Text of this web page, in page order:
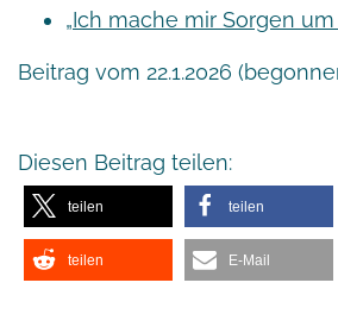
„Ich mache mir Sorgen um
Beitrag vom 22.1.2026
Diesen Beitrag teilen:
teilen teilen
teilen E-Mail